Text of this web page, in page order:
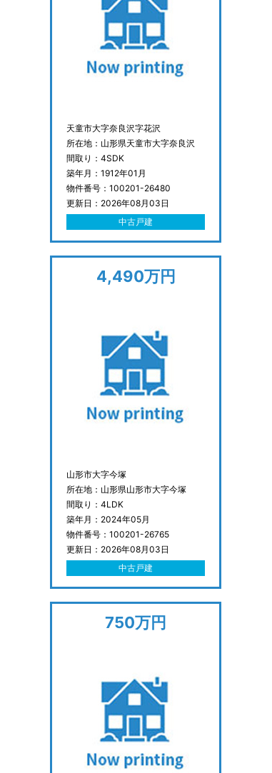
天童市大字奈良沢字花沢
所在地：山形県天童市大字奈良沢
間取り：4SDK
築年月：1912年01月
物件番号：100201-26480
更新日：2026年08月03日
中古戸建
4,490万円
山形市大字今塚
所在地：山形県山形市大字今塚
間取り：4LDK
築年月：2024年05月
物件番号：100201-26765
更新日：2026年08月03日
中古戸建
750万円